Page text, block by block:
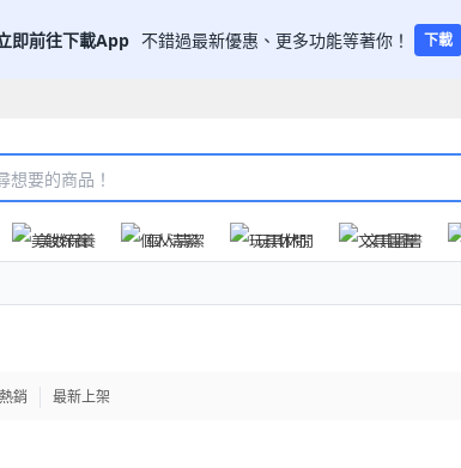
即前往下載App 不錯過最新優惠、更多功能等著你！ 下載
美妝保養 個人清潔 玩具休閒 文具圖書
銷 最新上架